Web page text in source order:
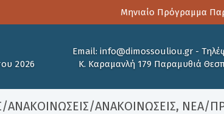
Μηνιαίο Πρόγραμμα
2026
Email: info@dimossouliou.gr -
Κ. Καραμανλή 179 Παραμυθιά
/ΑΝΑΚΟΙΝΏΣΕΙΣ/ΑΝΑΚΟΙΝΏΣΕΙΣ, ΝΈΑ/